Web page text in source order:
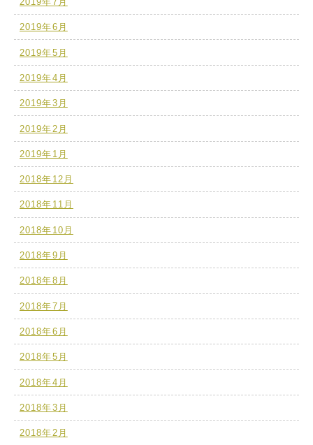
2019年6月
2019年5月
2019年4月
2019年3月
2019年2月
2019年1月
2018年12月
2018年11月
2018年10月
2018年9月
2018年8月
2018年7月
2018年6月
2018年5月
2018年4月
2018年3月
2018年2月